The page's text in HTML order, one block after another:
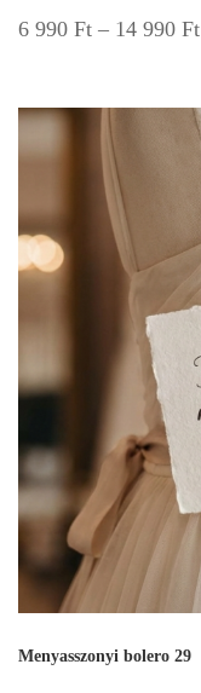
6 990 Ft – 14 990 Ft
Menyasszonyi bolero 29